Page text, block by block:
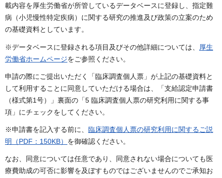
載内容を厚生労働省が所管しているデータベースに登録し、指定難
病（小児慢性特定疾病）に関する研究の推進及び政策の立案のため
の基礎資料としています。
※データベースに登録される項目及びその他詳細については、
厚生
労働省ホームページをご参照ください。
申請の際にご提出いただく「臨床調査個人票」が上記の基礎資料と
して利用することに同意していただける場合は、「支給認定申請書
（様式第1号）」裏面の「5 臨床調査個人票の研究利用に関する事
項」にチェックをしてください。
※申請書を記入する前に、 臨床調査個人票の研究利用に関するご説
明（PDF：150KB） を御確認ください。
なお、同意については任意であり、同意されない場合についても医
療費助成の可否に影響を及ぼすものではございませんのでご承知お